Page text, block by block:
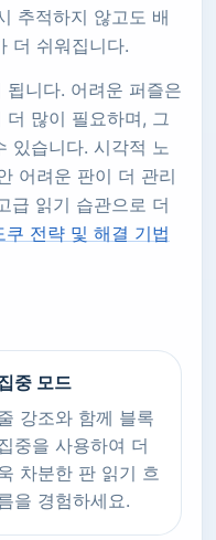
추적하지 않고도 배
더 쉬워집니다.
니다. 어려운 퍼즐은
많이 필요하며, 그
있습니다. 시각적 노
어려운 판이 더 관리
급 읽기 습관으로 더
쿠 전략 및 해결 기법
중 모드
강조와 함께 블록
중을 사용하여 더
차분한 판 읽기 흐
을 경험하세요.